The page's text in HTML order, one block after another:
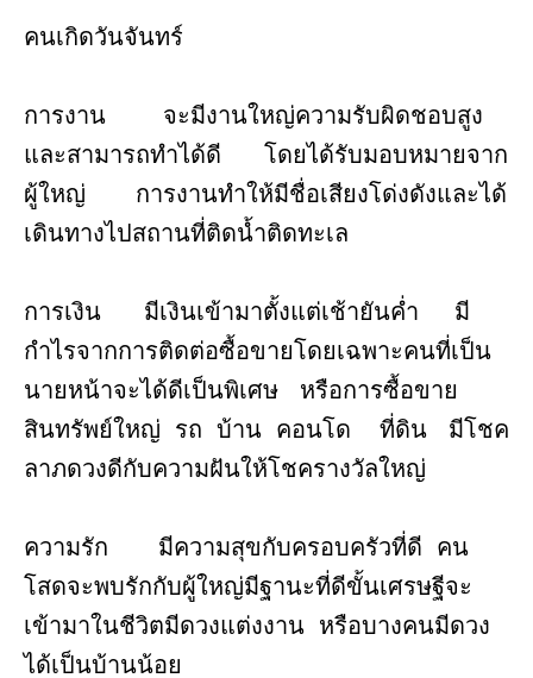
คนเกิดวันจันทร์
การงาน จะมีงานใหญ่ความรับผิดชอบสูง
และสามารถทำได้ดี โดยได้รับมอบหมายจาก
ผู้ใหญ่ การงานทำให้มีชื่อเสียงโด่งดังและได้
เดินทางไปสถานที่ติดน้ำติดทะเล
การเงิน มีเงินเข้ามาตั้งแต่เช้ายันค่ำ มี
กำไรจากการติดต่อซื้อขายโดยเฉพาะคนที่เป็น
นายหน้าจะได้ดีเป็นพิเศษ หรือการซื้อขาย
สินทรัพย์ใหญ่ รถ บ้าน คอนโด ที่ดิน มีโชค
ลาภดวงดีกับความฝันให้โชครางวัลใหญ่
ความรัก มีความสุขกับครอบครัวที่ดี คน
โสดจะพบรักกับผู้ใหญ่มีฐานะที่ดีขั้นเศรษฐีจะ
เข้ามาในชีวิตมีดวงแต่งงาน หรือบางคนมีดวง
ได้เป็นบ้านน้อย